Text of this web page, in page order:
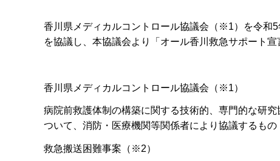
香川県メディカルコントロール協議会（※1）を令和
を協議し、本協議会より「オール香川救急サポート
香川県メディカルコントロール協議会（※1）
病院前救護体制の構築に関する技術的、専門的な研
ついて、消防・医療機関等関係者により協議するもの
救急搬送困難事案（※2）